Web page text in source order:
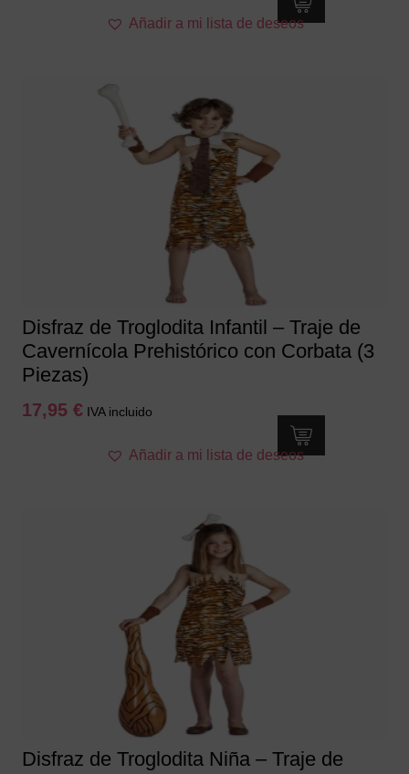
producto
variantes.
Las
opciones
se
pueden
elegir
en
la
página
Añadir a mi lista de deseos
Disfraz de Troglodita Infantil – Traje de
Cavernícola Prehistórico con Corbata (3
Piezas)
17,95 € IVA incluido
producto
variantes.
Las
opciones
se
pueden
elegir
en
la
página
de
Añadir a mi lista de deseos
Disfraz de Troglodita Niña – Traje de